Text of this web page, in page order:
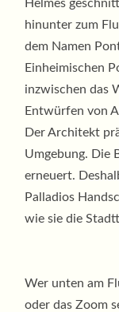
Helmes
hinunter zum
dem Namen
Einheimischen
inzwischen das
Entwürfen von
Der Architekt
Umgebung. Die
erneuert.
Palladios
wie sie die
Wer unten am
oder das Zoom